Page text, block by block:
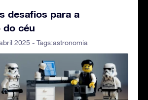
desafios para a
do céu
2025 - Tags:astronomia